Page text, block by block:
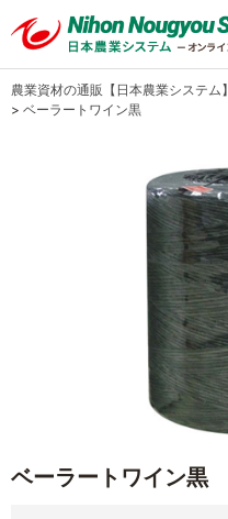
農業資材の通販【日本農業システム】
> ベーラートワイン黒
ベーラートワイン黒